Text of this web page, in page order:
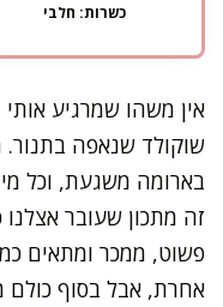
כשרות: חלבי
אין משהו שמרגיע
שוקולד שנאפה
בארומה משגעת, וכל
זה מתכון שעובר
פשוט, ממכר ומתאים
אחרת, אבל בסוף כולם